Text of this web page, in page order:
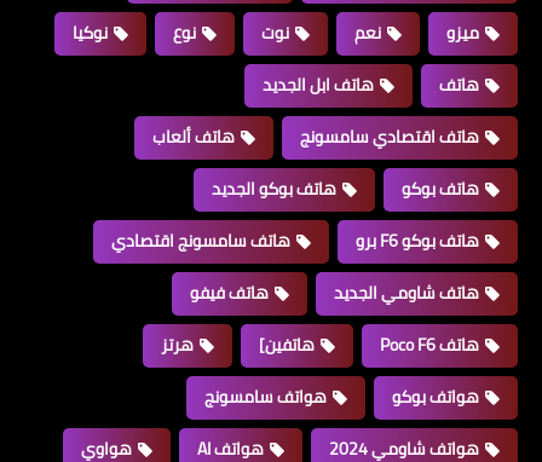
ميزو
نعم نوت نوع
نوكيا
هاتف
هاتف ابل الجديد
هاتف اقتصادي سامسونج
هاتف ألعاب
هاتف بوكو
هاتف بوكو الجديد
هاتف بوكو F6 برو
هاتف سامسونج اقتصادي
هاتف شاومي الجديد
هاتف فيفو
هاتف Poco F6
هاتفين]
هرتز
هواتف بوكو
هواتف سامسونج
هواتف شاومي 2024
هواتف AI
هواوي